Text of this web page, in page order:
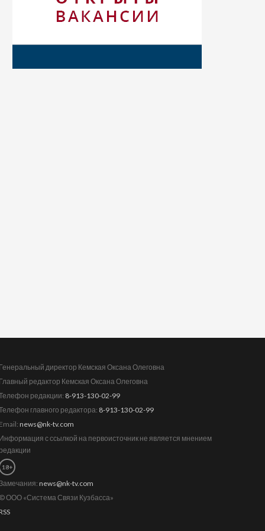
директор Кемская Оксана Олеговна
редактор Кемская Оксана Олеговна
редакции: 8-913-130-02-99
главного редактора: 8-913-130-02-99
news@nk-tv.com
с ссылкой на первоисточник не является мнением
18+
news@nk-tv.com
ООО «Система Связи Кузбасса»